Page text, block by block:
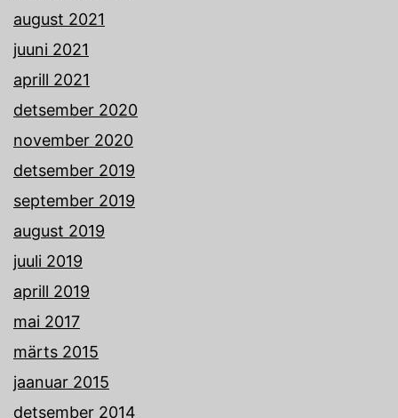
august 2021
juuni 2021
aprill 2021
detsember 2020
november 2020
detsember 2019
september 2019
august 2019
juuli 2019
aprill 2019
mai 2017
märts 2015
jaanuar 2015
detsember 2014